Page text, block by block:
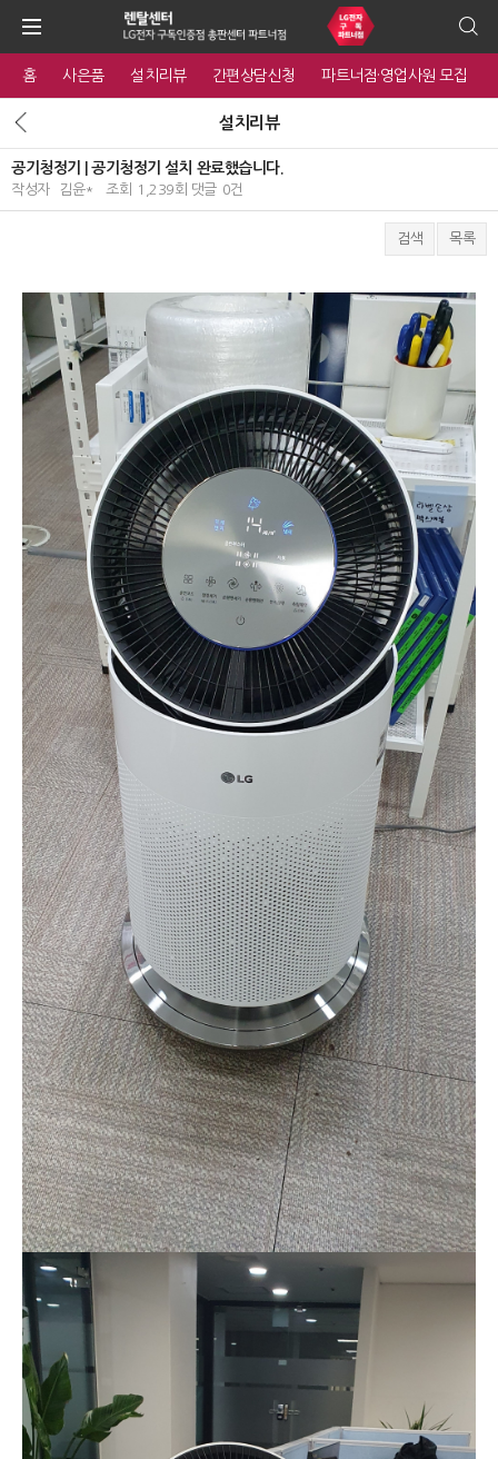
홈 사은품 설치리뷰 간편상담신청 파트너점·영업사원 모집
설치리뷰
공기청정기 | 공기청정기 설치 완료했습니다.
작성자 김윤* 조회 1,239회 댓글 0건
검색 목록